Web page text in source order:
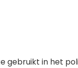
gebruikt in het